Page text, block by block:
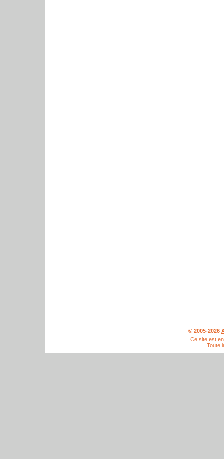
© 2005-2026
Ce site est
Toute